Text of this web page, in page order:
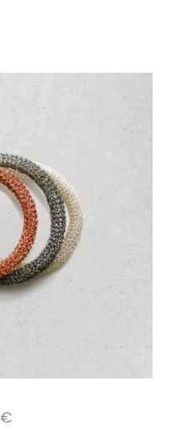
€